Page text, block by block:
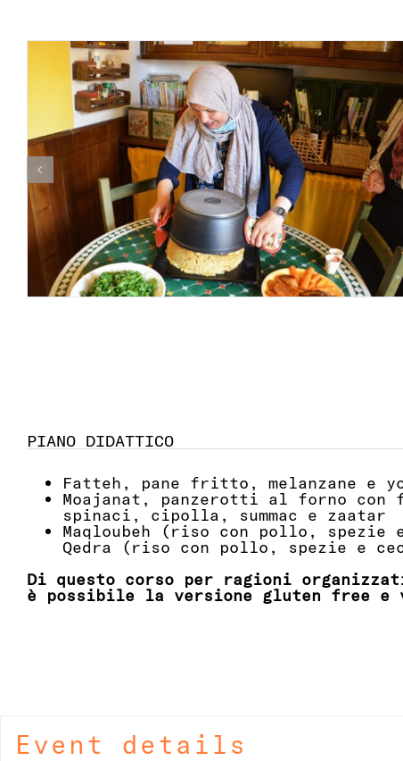
Event details
PIANO DIDATTICO
Fatteh, pane fritto, melanzane e
Moajanat, panzerotti al forno con
spinaci, cipolla, summac e zaatar
Maqloubeh (riso con pollo, spezie
Qedra (riso con pollo, spezie e
Di questo corso per ragioni
è possibile la versione gluten free e